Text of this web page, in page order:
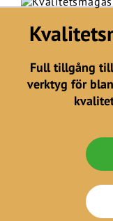
Full tillgång
verktyg för